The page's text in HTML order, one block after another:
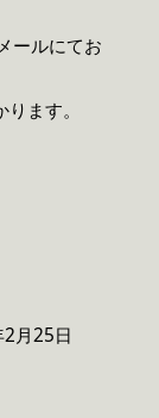
ールにてお
ます。
月25日